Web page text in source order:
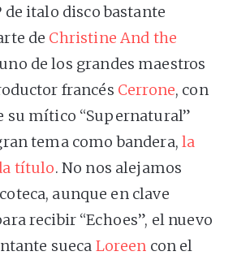
de italo disco bastante
de Christine And the
de los grandes maestros
francés Cerrone, con
su mítico “Supernatural”
tema como bandera, la
título. No nos alejamos
aunque en clave
recibir “Echoes”, el nuevo
sueca Loreen con el